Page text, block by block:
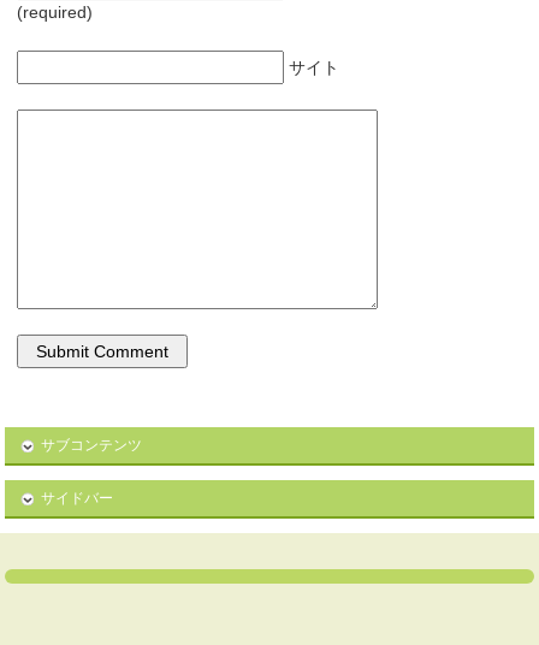
(required)
サイト
サブコンテンツ
サイドバー